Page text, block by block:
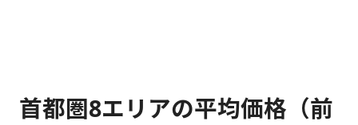
首都圏8エリアの平均価格（前